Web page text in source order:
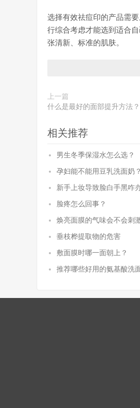
选择有效祛痘印的产品需
行综合考虑才能选到适合
张清新、标准的肌肤。
上一篇
什么是最好的面部提升方法？
相关推荐
男生冬季保湿水怎么选？
孕妇能不能用豆乳洗面奶？
新手上妆导致脸白手黑咋
脸疼怎么回事？
焕亮面膜的气味会不会刺
垂枝桦提取物的危害
敷面膜时哪一面朝上？
推荐哪些好用的氨基酸洗